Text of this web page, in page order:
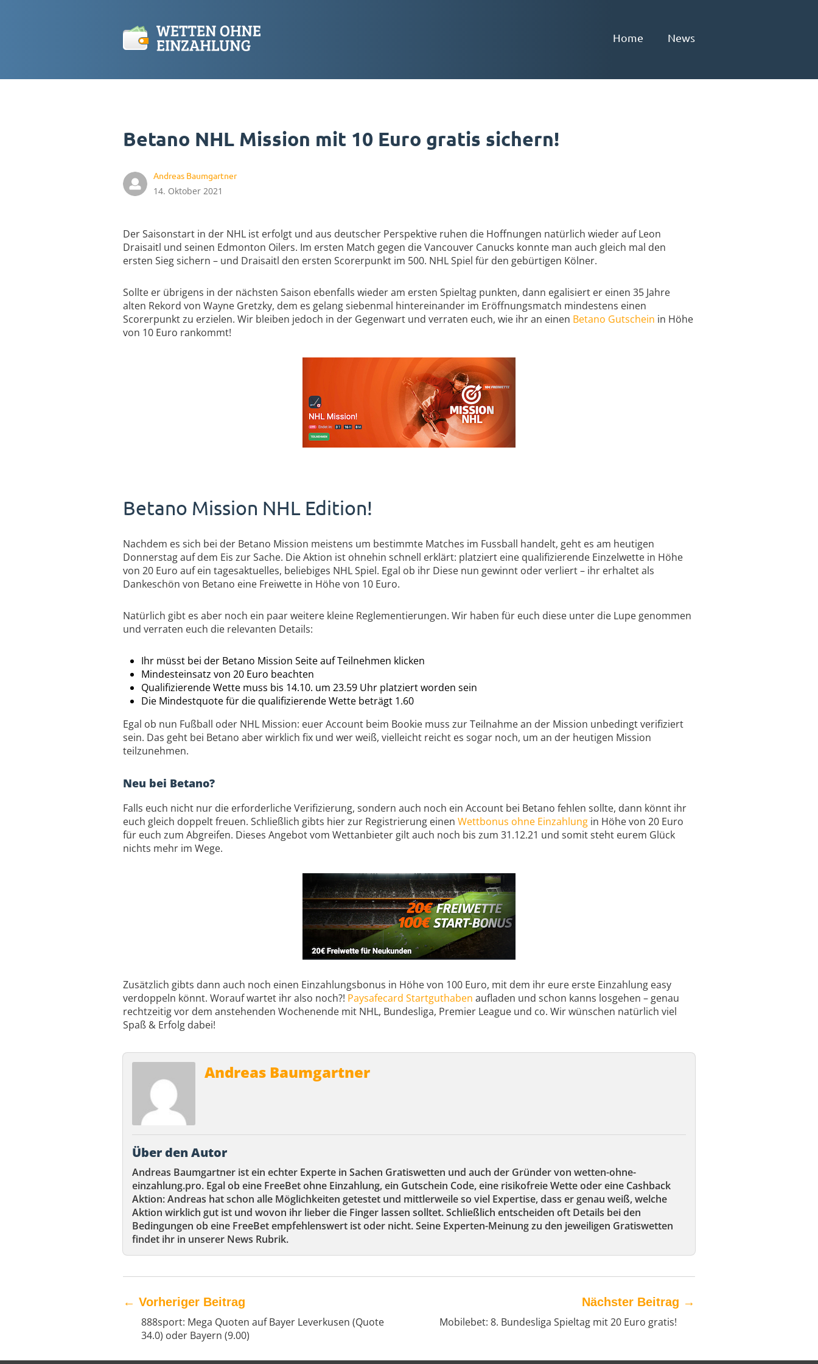
Home News
Betano NHL Mission mit 10 Euro gratis sichern!
Andreas Baumgartner
14. Oktober 2021
Der Saisonstart in der NHL ist erfolgt und aus deutscher Perspektive ruhen die Hoffnungen natürlich wieder auf Leon
Draisaitl und seinen Edmonton Oilers. Im ersten Match gegen die Vancouver Canucks konnte man auch gleich mal den
ersten Sieg sichern – und Draisaitl den ersten Scorerpunkt im 500. NHL Spiel für den gebürtigen Kölner.
Sollte er übrigens in der nächsten Saison ebenfalls wieder am ersten Spieltag punkten, dann egalisiert er einen 35 Jahre
alten Rekord von Wayne Gretzky, dem es gelang siebenmal hintereinander im Eröffnungsmatch mindestens einen
Scorerpunkt zu erzielen. Wir bleiben jedoch in der Gegenwart und verraten euch, wie ihr an einen Betano Gutschein in Höhe
von 10 Euro rankommt!
Betano Mission NHL Edition!
Nachdem es sich bei der Betano Mission meistens um bestimmte Matches im Fussball handelt, geht es am heutigen
Donnerstag auf dem Eis zur Sache. Die Aktion ist ohnehin schnell erklärt: platziert eine qualifizierende Einzelwette in Höhe
von 20 Euro auf ein tagesaktuelles, beliebiges NHL Spiel. Egal ob ihr Diese nun gewinnt oder verliert – ihr erhaltet als
Dankeschön von Betano eine Freiwette in Höhe von 10 Euro.
Natürlich gibt es aber noch ein paar weitere kleine Reglementierungen. Wir haben für euch diese unter die Lupe genommen
und verraten euch die relevanten Details:
Ihr müsst bei der Betano Mission Seite auf Teilnehmen klicken
Mindesteinsatz von 20 Euro beachten
Qualifizierende Wette muss bis 14.10. um 23.59 Uhr platziert worden sein
Die Mindestquote für die qualifizierende Wette beträgt 1.60
Egal ob nun Fußball oder NHL Mission: euer Account beim Bookie muss zur Teilnahme an der Mission unbedingt verifiziert
sein. Das geht bei Betano aber wirklich fix und wer weiß, vielleicht reicht es sogar noch, um an der heutigen Mission
teilzunehmen.
Neu bei Betano?
Falls euch nicht nur die erforderliche Verifizierung, sondern auch noch ein Account bei Betano fehlen sollte, dann könnt ihr
euch gleich doppelt freuen. Schließlich gibts hier zur Registrierung einen Wettbonus ohne Einzahlung in Höhe von 20 Euro
für euch zum Abgreifen. Dieses Angebot vom Wettanbieter gilt auch noch bis zum 31.12.21 und somit steht eurem Glück
nichts mehr im Wege.
Zusätzlich gibts dann auch noch einen Einzahlungsbonus in Höhe von 100 Euro, mit dem ihr eure erste Einzahlung easy
verdoppeln könnt. Worauf wartet ihr also noch?! Paysafecard Startguthaben aufladen und schon kanns losgehen – genau
rechtzeitig vor dem anstehenden Wochenende mit NHL, Bundesliga, Premier League und co. Wir wünschen natürlich viel
Spaß & Erfolg dabei!
Andreas Baumgartner
Über den Autor
Andreas Baumgartner ist ein echter Experte in Sachen Gratiswetten und auch der Gründer von wetten-ohne-
einzahlung.pro. Egal ob eine FreeBet ohne Einzahlung, ein Gutschein Code, eine risikofreie Wette oder eine Cashback
Aktion: Andreas hat schon alle Möglichkeiten getestet und mittlerweile so viel Expertise, dass er genau weiß, welche
Aktion wirklich gut ist und wovon ihr lieber die Finger lassen solltet. Schließlich entscheiden oft Details bei den
Bedingungen ob eine FreeBet empfehlenswert ist oder nicht. Seine Experten-Meinung zu den jeweiligen Gratiswetten
findet ihr in unserer News Rubrik.
Nächster Beitrag →
Mobilebet: 8. Bundesliga Spieltag mit 20 Euro gratis!
← Vorheriger Beitrag
888sport: Mega Quoten auf Bayer Leverkusen (Quote
34.0) oder Bayern (9.00)